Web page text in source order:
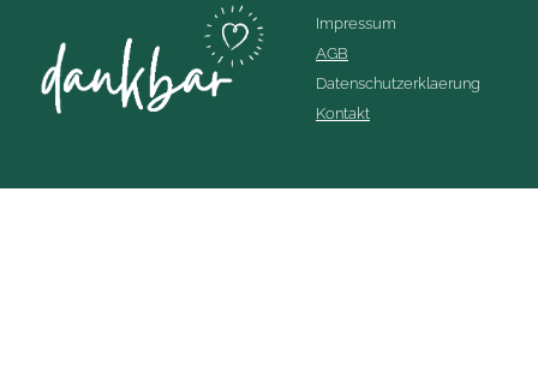
Impressum
AGB
Datenschutzerklaerung
Kontakt